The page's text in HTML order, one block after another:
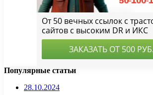
Популярные статьи
28.10.2024